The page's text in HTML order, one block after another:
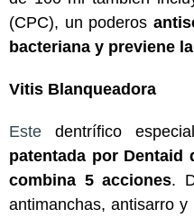
(CPC), un poderos
bacteriana y previene
Vitis Blanqueadora
Este dentrífico
patentada por Dentaid
combina 5 acciones.
antimanchas, antisarro